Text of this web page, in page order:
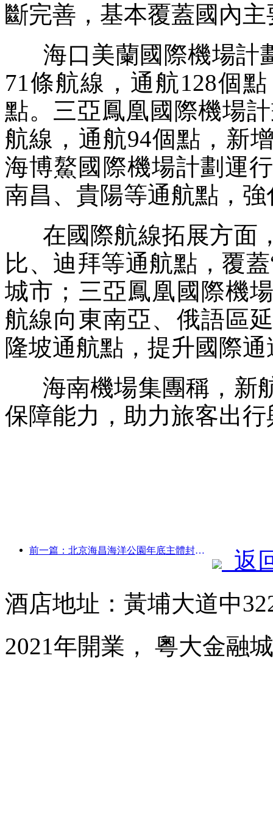
斷完善，基本覆蓋國內
海口美蘭國際機場計
71條航線，通航128個
點。三亞鳳凰國際機場
航線，通航94個點，新
海博鰲國際機場計劃運
南昌、貴陽等通航點，
在國際航線拓展方面
比、迪拜等通航點，覆
城市；三亞鳳凰國際機
航線向東南亞、俄語區
隆坡通航點，提升國際
海南機場集團稱，新
保障能力，助力旅客出
前一篇：北京海昌海洋公園年底主體封頂 預計2027年建成開放
返
酒店地址：黃埔大道中
2021年開業， 粵大金